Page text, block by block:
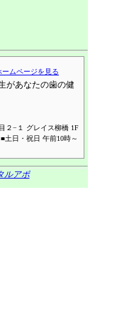
ームページを見る
があなたの歯の健
２−１ グレイス柳橋 1F
日・祝日 午前10時～
ルアポ